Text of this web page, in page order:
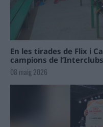
En les tirades de Flix i
campions de
08 maig 2026